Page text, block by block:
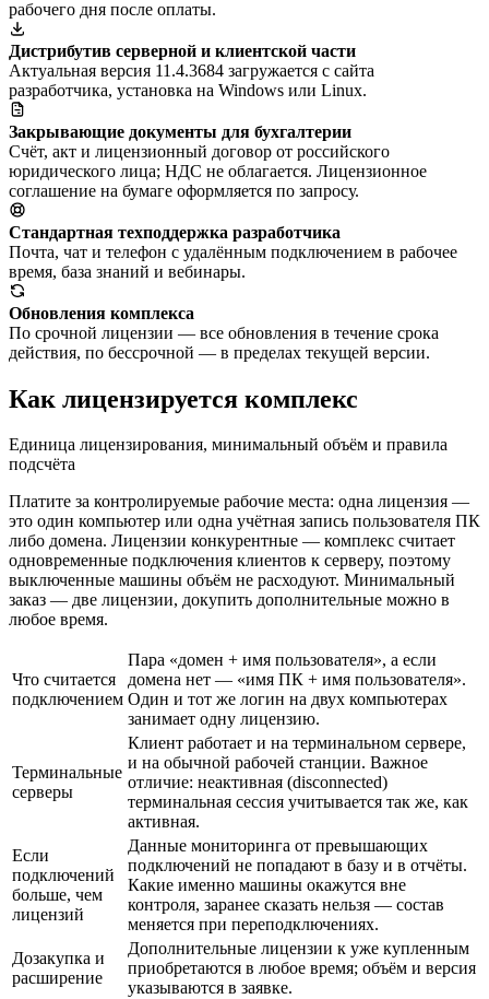
рабочего дня после оплаты.
Дистрибутив серверной и клиентской части
Актуальная версия 11.4.3684 загружается с сайта
разработчика, установка на Windows или Linux.
Закрывающие документы для бухгалтерии
Счёт, акт и лицензионный договор от российского
юридического лица; НДС не облагается. Лицензионное
соглашение на бумаге оформляется по запросу.
Стандартная техподдержка разработчика
Почта, чат и телефон с удалённым подключением в рабочее
время, база знаний и вебинары.
Обновления комплекса
По срочной лицензии — все обновления в течение срока
действия, по бессрочной — в пределах текущей версии.
Как лицензируется комплекс
Единица лицензирования, минимальный объём и правила
подсчёта
Платите за контролируемые рабочие места: одна лицензия —
это один компьютер или одна учётная запись пользователя ПК
либо домена. Лицензии конкурентные — комплекс считает
одновременные подключения клиентов к серверу, поэтому
выключенные машины объём не расходуют. Минимальный
заказ — две лицензии, докупить дополнительные можно в
любое время.
Что считается
подключением
Пара «домен + имя пользователя», а если
домена нет — «имя ПК + имя пользователя».
Один и тот же логин на двух компьютерах
занимает одну лицензию.
Терминальные
серверы
Клиент работает и на терминальном сервере,
и на обычной рабочей станции. Важное
отличие: неактивная (disconnected)
терминальная сессия учитывается так же, как
активная.
Если
подключений
больше, чем
лицензий
Данные мониторинга от превышающих
подключений не попадают в базу и в отчёты.
Какие именно машины окажутся вне
контроля, заранее сказать нельзя — состав
меняется при переподключениях.
Дозакупка и
расширение
Дополнительные лицензии к уже купленным
приобретаются в любое время; объём и версия
указываются в заявке.